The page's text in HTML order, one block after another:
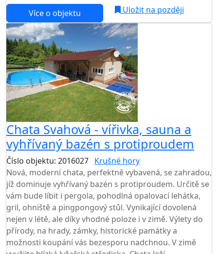
Více o objektu Uložit na později
Chata Svahová - vířivka, sauna a
vyhřívaný bazén s protiproudem
Číslo objektu: 2016027 Krušné hory
Nová, moderní chata, perfektně vybavená, se zahradou,
jíž dominuje vyhřívaný bazén s protiproudem. Určitě se
vám bude líbit i pergola, pohodlná opalovací lehátka,
gril, ohniště a pingpongový stůl. Vynikající dovolená
nejen v létě, ale díky vhodné poloze i v zimě. Výlety do
přírody, na hrady, zámky, historické památky a
možnosti koupání vás bezesporu nadchnou. V zimě